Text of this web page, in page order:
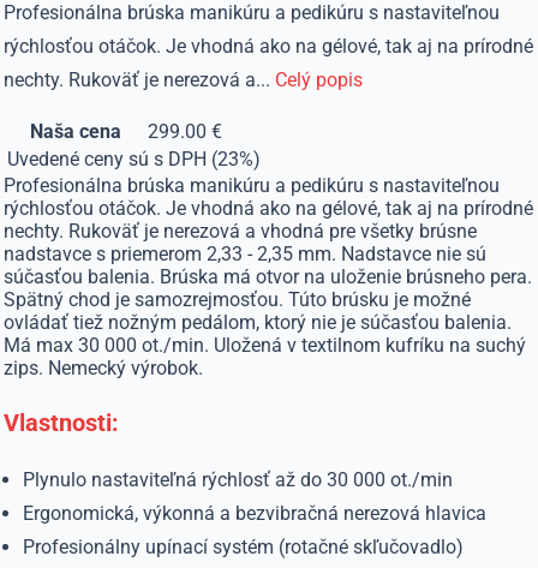
Profesionálna brúska manikúru a pedikúru s nastaviteľnou
rýchlosťou otáčok. Je vhodná ako na gélové, tak aj na prírodné
nechty. Rukoväť je nerezová a... Celý popis
Naša cena
299.00 €
Uvedené ceny sú s DPH (23%)
Profesionálna brúska manikúru a pedikúru s nastaviteľnou
rýchlosťou otáčok. Je vhodná ako na gélové, tak aj na prírodné
nechty. Rukoväť je nerezová a vhodná pre všetky brúsne
nadstavce s priemerom 2,33 - 2,35 mm. Nadstavce nie sú
súčasťou balenia. Brúska má otvor na uloženie brúsneho pera.
Spätný chod je samozrejmosťou. Túto brúsku je možné
ovládať tiež nožným pedálom, ktorý nie je súčasťou balenia.
Má max 30 000 ot./min. Uložená v textilnom kufríku na suchý
zips. Nemecký výrobok.
Vlastnosti:
Plynulo nastaviteľná rýchlosť až do 30 000 ot./min
Ergonomická, výkonná a bezvibračná nerezová hlavica
Profesionálny upínací systém (rotačné skľučovadlo)